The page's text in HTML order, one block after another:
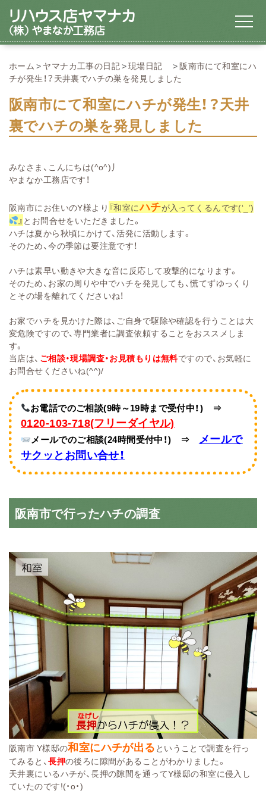
ホーム ヤマナカ工事の日記 現場日記
阪南市にて和室にハ
チが発生！？天井裏でハチの巣を発見しました
阪南市にて和室にハチが発生！？天井
裏でハチの巣を発見しました
みなさま、こんにちは(^o^)丿
やまなか工務店です！
阪南市にお住いのY様より 『和室にハチが入ってくるんです(‘_’)
』 とお問合せをいただきました。
ハチは夏から秋頃にかけて、活発に活動します。
そのため、今の季節は要注意です！
ハチは素早い動きや大きな音に反応して攻撃的になります。
そのため、お家の周りや中でハチを発見しても、慌てずゆっくり
とその場を離れてくださいね！
お家でハチを見かけた際は、ご自身で駆除や確認を行うことは大
変危険ですので、専門業者に調査依頼することをおススメしま
す。
当店は、 ご相談・現場調査・お見積もりは無料ですので、お気軽に
お問合せくださいね(^^)/
お電話でのご相談(9時～19時まで受付中！) ⇒
0120-103-718(フリーダイヤル)
メールでのご相談(24時間受付中！) ⇒
メールで
サクッとお問い合せ！
阪南市で行ったハチの調査
阪南市 Y様邸の和室にハチが出る ということで調査を行っ
てみると、長押の後ろに隙間があることがわかりました。
天井裏にいるハチが、長押の隙間を通ってY様邸の和室に侵入し
ていたのです!(・o・)